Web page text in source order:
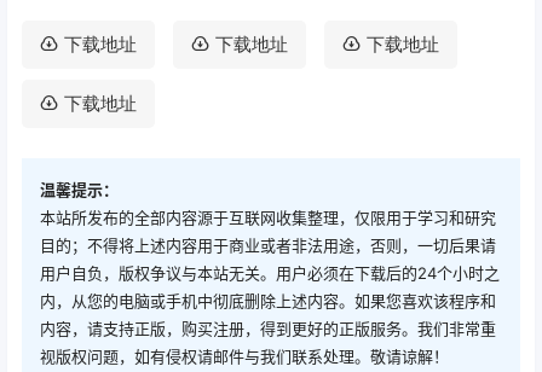
下载地址 下载地址 下载地址
下载地址
温馨提示：
本站所发布的全部内容源于互联网收集整理，仅限用于学习和研究
目的；不得将上述内容用于商业或者非法用途，否则，一切后果请
用户自负，版权争议与本站无关。用户必须在下载后的24个小时之
内，从您的电脑或手机中彻底删除上述内容。如果您喜欢该程序和
内容，请支持正版，购买注册，得到更好的正版服务。我们非常重
视版权问题，如有侵权请邮件与我们联系处理。敬请谅解！